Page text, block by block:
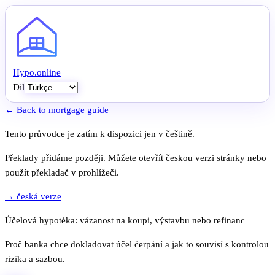
Hypo.online
Dil
← Back to mortgage guide
Tento průvodce je zatím k dispozici jen v češtině.
Překlady přidáme později. Můžete otevřít českou verzi stránky nebo
použít překladač v prohlížeči.
→ česká verze
Účelová hypotéka: vázanost na koupi, výstavbu nebo refinanc
Proč banka chce dokladovat účel čerpání a jak to souvisí s kontrolou
rizika a sazbou.